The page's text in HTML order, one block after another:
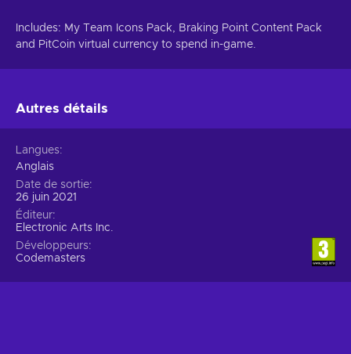
Includes: My Team Icons Pack, Braking Point Content Pack
and PitCoin virtual currency to spend in-game.
Autres détails
Langues
Anglais
Date de sortie
26 juin 2021
Éditeur
Electronic Arts Inc.
Développeurs
Codemasters